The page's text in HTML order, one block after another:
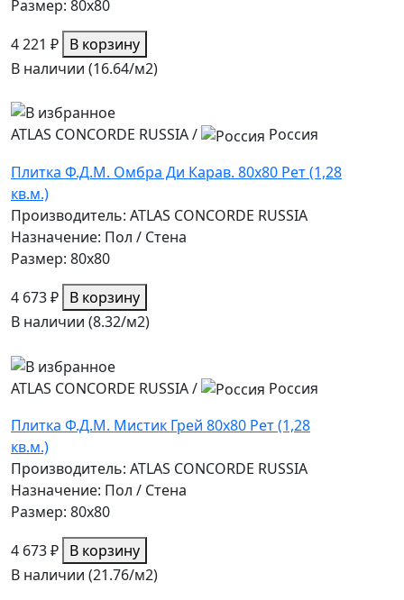
Размер: 80x80
4 221 ₽ В корзину
В наличии (16.64/м2)
ATLAS CONCORDE RUSSIA/
Россия
Плитка Ф.Д.М. Омбра Ди Карав. 80х80 Рет (1,28
кв.м.)
Производитель: ATLAS CONCORDE RUSSIA
Назначение: Пол / Стена
Размер: 80x80
4 673 ₽ В корзину
В наличии (8.32/м2)
ATLAS CONCORDE RUSSIA/
Россия
Плитка Ф.Д.М. Мистик Грей 80х80 Рет (1,28
кв.м.)
Производитель: ATLAS CONCORDE RUSSIA
Назначение: Пол / Стена
Размер: 80x80
4 673 ₽ В корзину
В наличии (21.76/м2)